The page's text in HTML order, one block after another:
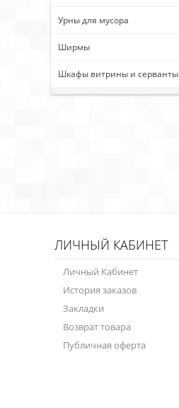
Урны для мусора
Ширмы
Шкафы витрины и серванты
ЛИЧНЫЙ КАБИНЕТ
Личный Кабинет
История заказов
Закладки
Возврат товара
Публичная оферта